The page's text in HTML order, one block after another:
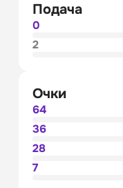
Подача
0
2
Очки
64
36
28
7